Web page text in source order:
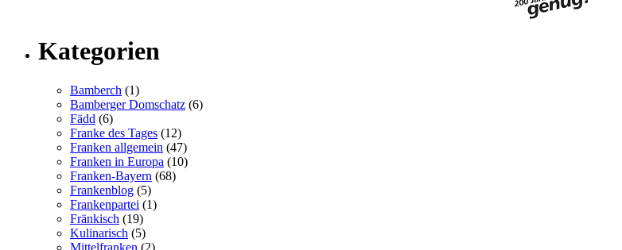
Kategorien
Bamberch (1)
Bamberger Domschatz (6)
Fädd (6)
Franke des Tages (12)
Franken allgemein (47)
Franken in Europa (10)
Franken-Bayern (68)
Frankenblog (5)
Frankenpartei (1)
Fränkisch (19)
Kulinarisch (5)
Mittelfranken (2)